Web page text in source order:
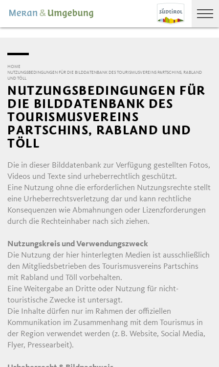
HOME
NUTZUNGSBEDINGUNGEN FÜR DIE BILDDATENBANK DES TOURISMUSVEREINS PARTSCHINS, RABLAND
UND TÖLL
NUTZUNGSBEDINGUNGEN FÜR
DIE BILDDATENBANK DES
TOURISMUSVEREINS
PARTSCHINS, RABLAND UND
TÖLL
Die in dieser Bilddatenbank zur Verfügung gestellten Fotos,
Videos und Texte sind urheberrechtlich geschützt.
Eine Nutzung ohne die erforderlichen Nutzungsrechte stellt
eine Urheberrechtsverletzung dar und kann rechtliche
Konsequenzen wie Abmahnungen oder Lizenzforderungen
durch die Rechteinhaber nach sich ziehen.
Nutzungskreis und Verwendungszweck
Die Nutzung der hier hinterlegten Medien ist ausschließlich
den Mitgliedsbetrieben des Tourismusvereins Partschins
mit Rabland und Töll vorbehalten.
Eine Weitergabe an Dritte oder Nutzung für nicht-
touristische Zwecke ist untersagt.
Die Inhalte dürfen nur im Rahmen der offiziellen
Kommunikation im Zusammenhang mit dem Tourismus in
der Region verwendet werden (z. B. Website, Social Media,
Flyer, Pressearbeit).